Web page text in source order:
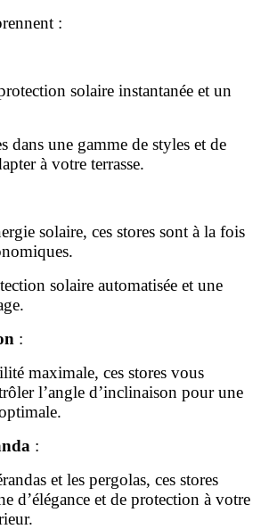
:
solaire instantanée et un
dans une gamme de styles et de
à votre terrasse.
solaire, ces stores sont à la fois
solaire automatisée et une
:
maximale, ces stores vous
l’angle d’inclinaison pour une
:
et les pergolas, ces stores
d’élégance et de protection à votre